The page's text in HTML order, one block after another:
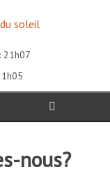
soleil
21h07
nous?